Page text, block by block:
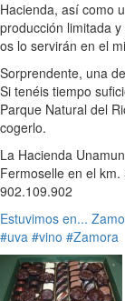
Hacienda, así como
producción limitada
os lo servirán en el
Sorprendente, una
Si tenéis tiempo
Parque Natural del
cogerlo.
La Hacienda
Fermoselle en el
902.109.902
Estuvimos en...
#uva #vino #Zamora